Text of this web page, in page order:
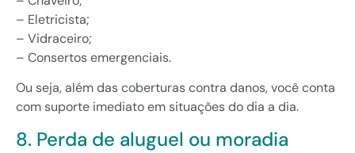
– Eletricista;
– Vidraceiro;
– Consertos emergenciais.
Ou seja, além das coberturas contra danos, você conta
com suporte imediato em situações do dia a dia.
8. Perda de aluguel ou moradia